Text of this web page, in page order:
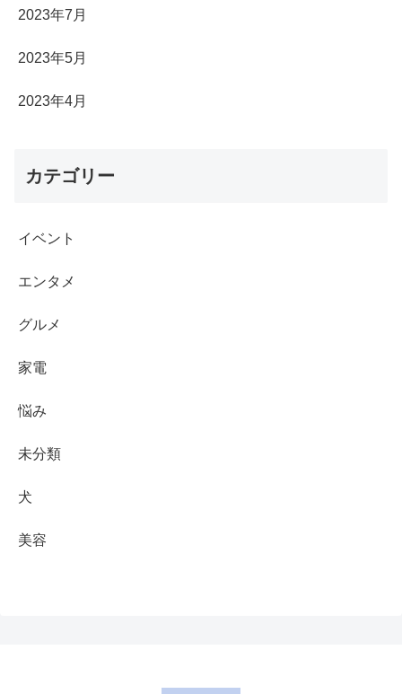
2023年7月
2023年5月
2023年4月
カテゴリー
イベント
エンタメ
グルメ
家電
悩み
未分類
犬
美容